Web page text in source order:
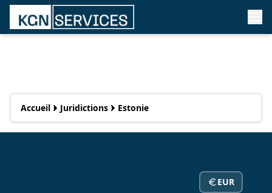
Accueil Juridictions Estonie
EUR